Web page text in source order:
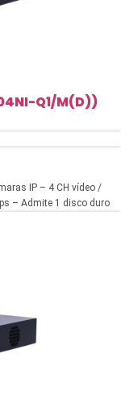
Q1/M(D))
IP – 4 CH vídeo /
– Admite 1 disco duro